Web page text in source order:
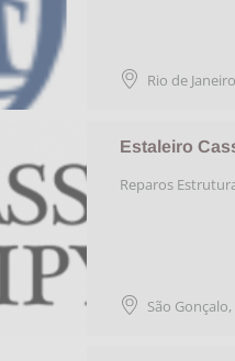
Rio de Janeiro
Estaleiro
Reparos
São Gonçalo,